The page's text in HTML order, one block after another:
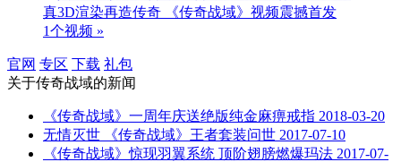
真3D渲染再造传奇 《传奇战域》视频震撼首发
1个视频 »
官网 专区 下载 礼包
关于传奇战域的新闻
《传奇战域》一周年庆送绝版纯金麻痹戒指 2018-03-20
无情灭世 《传奇战域》王者套装问世 2017-07-10
《传奇战域》惊现羽翼系统 顶阶翅膀燃爆玛法 2017-07-